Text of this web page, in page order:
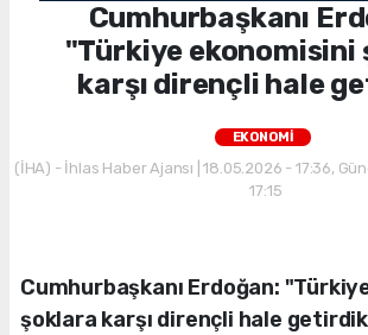
Cumhurbaşkanı
"Türkiye ekonomisini
karşı dirençli hale
EKONOMİ
(İHA) - İhlas Haber Ajansı | 18.05.2026 - 17:36,
17:15
Cumhurbaşkanı Erdoğan:
şoklara karşı dirençli hale